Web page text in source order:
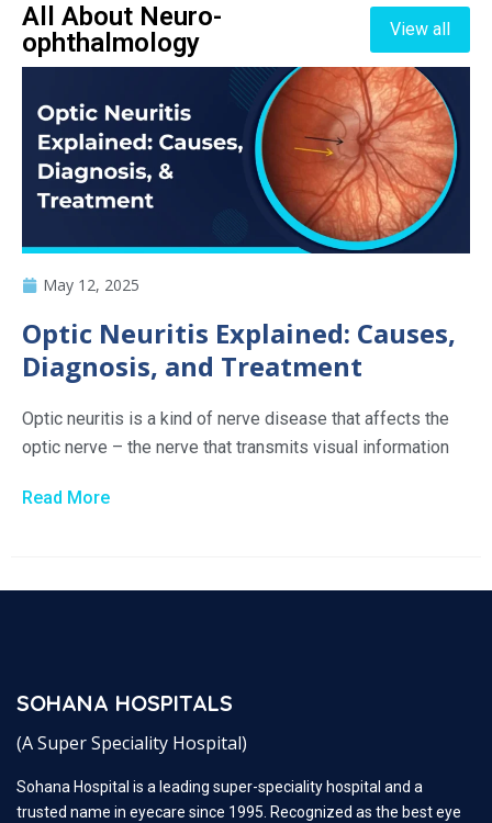
All About Neuro-
ophthalmology
View all
May 12, 2025
Optic Neuritis Explained: Causes,
Diagnosis, and Treatment
Optic neuritis is a kind of nerve disease that affects the
optic nerve – the nerve that transmits visual information
Read More
SOHANA HOSPITALS
(A Super Speciality Hospital)
Sohana Hospital is a leading super-speciality hospital and a
trusted name in eyecare since 1995. Recognized as the best eye